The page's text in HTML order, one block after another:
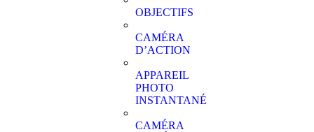
OBJECTIFS
CAMÉRA
D’ACTION
APPAREIL
PHOTO
INSTANTANÉ
CAMÉRA